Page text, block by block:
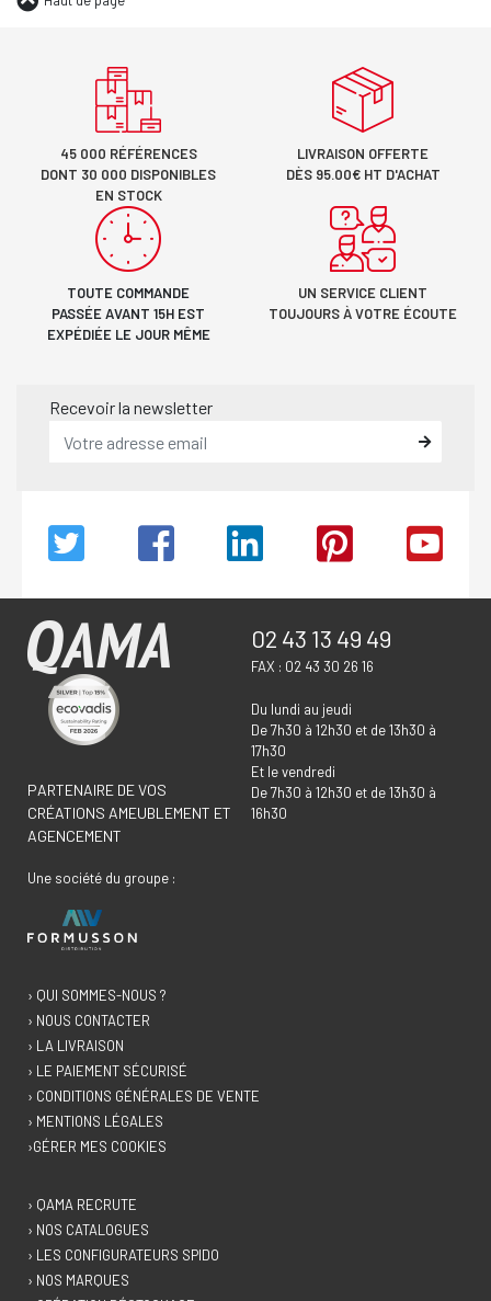
45 000 RÉFÉRENCES
DONT 30 000 DISPONIBLES
EN STOCK
LIVRAISON OFFERTE
DÈS 95.00€ HT D'ACHAT
TOUTE COMMANDE
PASSÉE AVANT 15H EST
EXPÉDIÉE LE JOUR MÊME
UN SERVICE CLIENT
TOUJOURS À VOTRE ÉCOUTE
Recevoir la newsletter
PARTENAIRE DE VOS
CRÉATIONS AMEUBLEMENT ET
AGENCEMENT
Une société du groupe :
02 43 13 49 49
FAX : 02 43 30 26 16
Du lundi au jeudi
De 7h30 à 12h30 et de 13h30 à
17h30
Et le vendredi
De 7h30 à 12h30 et de 13h30 à
16h30
› QUI SOMMES-NOUS ?
› NOUS CONTACTER
› LA LIVRAISON
› LE PAIEMENT SÉCURISÉ
› CONDITIONS GÉNÉRALES DE VENTE
› MENTIONS LÉGALES
›GÉRER MES COOKIES
› QAMA RECRUTE
› NOS CATALOGUES
› LES CONFIGURATEURS SPIDO
› NOS MARQUES